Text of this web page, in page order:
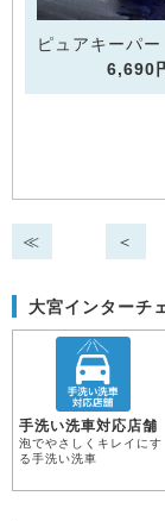
ピュアキーパー
6,690
≪ ＜
大宮インターチ
手洗い洗車対応店舗
泡でやさしくキレイにす
る手洗い洗車